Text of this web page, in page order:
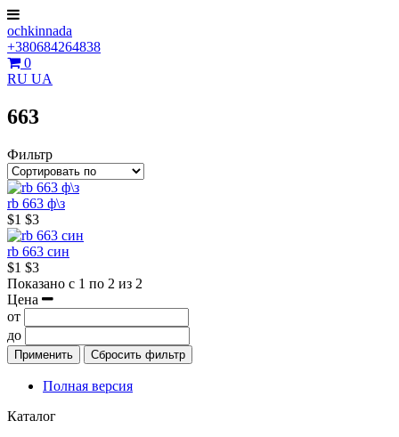
ochkinnada
+380684264838
0
RU UA
663
Фильтр
rb 663 ф\з
$1 $3
rb 663 син
$1 $3
Показано с 1 по 2 из 2
Цена
от
до
Применить Сбросить фильтр
Полная версия
Каталог